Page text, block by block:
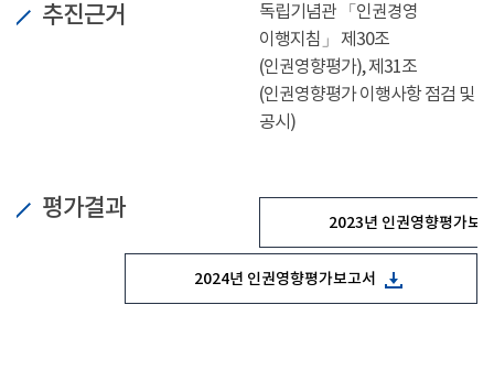
추진근거
독립기념관 「인권경영
이행지침」 제30조
(인권영향평가), 제31조
(인권영향평가 이행사항 점검 및
공시)
평가결과
2023년 인권영향평가보
2024년 인권영향평가보고서